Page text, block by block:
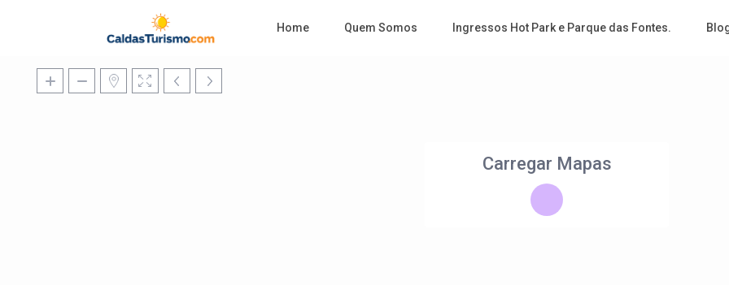
Home Quem Somos Ingressos Hot Park e Parque das Fontes.
Carregar Mapas